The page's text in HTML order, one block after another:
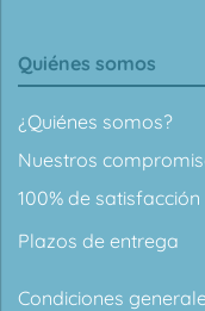
Quiénes somos
¿Quiénes somos?
Nuestros
100% de satisfacción
Plazos de entrega
Condiciones